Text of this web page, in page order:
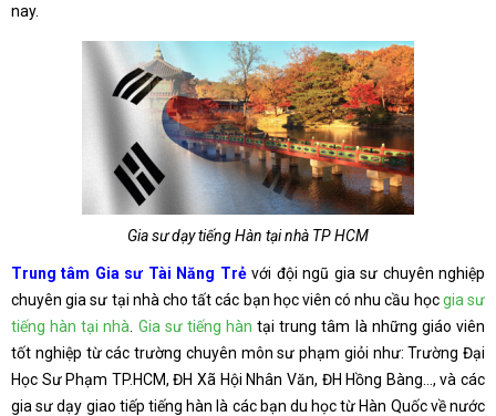
nay.
Gia sư dạy tiếng Hàn tại nhà TP HCM
Trung tâm Gia sư Tài Năng Trẻvới đội ngũ gia sư chuyên nghiệp
chuyên gia sư tại nhà cho tất các bạn học viên có nhu cầu họcgia sư
tiếng hàn tại nhà Gia sư tiếng hàn tại trung tâm là những giáo viên
tốt nghiệp từ các trường chuyên môn sư phạm giỏi như: Trường Đại
Học Sư Phạm TP.HCM, ĐH Xã Hội Nhân Văn, ĐH Hồng Bàng…, và các
gia sư dạy giao tiếp tiếng hàn là các bạn du học từ Hàn Quốc về nước